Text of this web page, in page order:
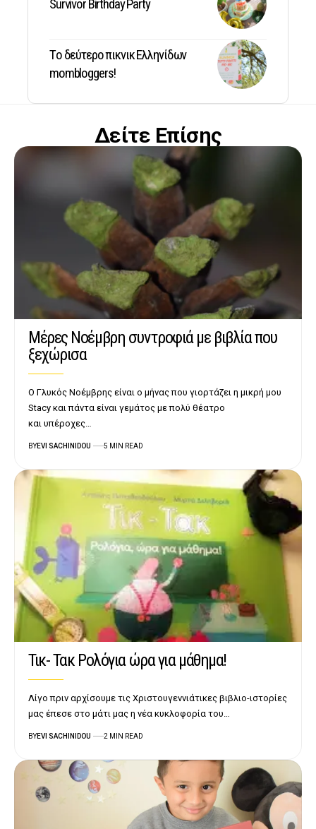
Survivor Birthday Party
Tο δεύτερο πικνικ Ελληνίδων
mombloggers!
Δείτε Επίσης
Μέρες Νοέμβρη συντροφιά με βιβλία που
ξεχώρισα
Ο Γλυκός Νοέμβρης είναι ο μήνας που γιορτάζει η μικρή μου
Stacy και πάντα είναι γεμάτος με πολύ θέατρο
και υπέροχες…
BYEVI SACHINIDOU 5 MIN READ
Τικ- Τακ Ρολόγια ώρα για μάθημα!
Λίγο πριν αρχίσουμε τις Χριστουγεννιάτικες βιβλιο-ιστορίες
μας έπεσε στο μάτι μας η νέα κυκλοφορία του…
BYEVI SACHINIDOU 2 MIN READ